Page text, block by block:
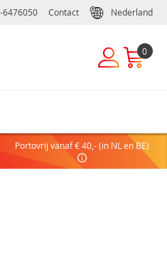
6476050 Contact Nederland
0
eenvoudig en snel een
Portovrij vanaf € 40,- (in NL en BE)